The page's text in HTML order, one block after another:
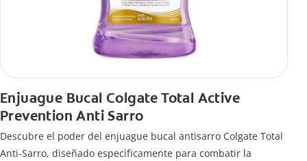
Enjuague Bucal Colgate Total Active
Prevention Anti Sarro
Descubre el poder del enjuague bucal antisarro Colgate Total
Anti-Sarro, diseñado específicamente para combatir la